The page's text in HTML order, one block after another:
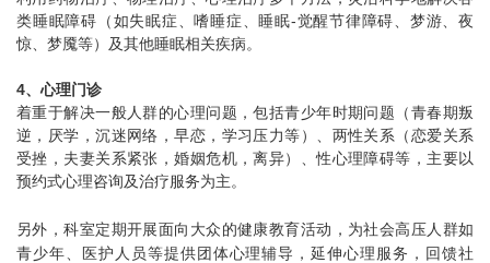
类睡眠障碍（如失眠症、嗜睡症、睡眠-觉醒节律障碍、梦游、夜
惊、梦魇等）及其他睡眠相关疾病。
4、心理门诊
着重于解决一般人群的心理问题，包括青少年时期问题（青春期叛
逆，厌学，沉迷网络，早恋，学习压力等）、两性关系（恋爱关系
受挫，夫妻关系紧张，婚姻危机，离异）、性心理障碍等，主要以
预约式心理咨询及治疗服务为主。
另外，科室定期开展面向大众的健康教育活动，为社会高压人群如
青少年、医护人员等提供团体心理辅导，延伸心理服务，回馈社